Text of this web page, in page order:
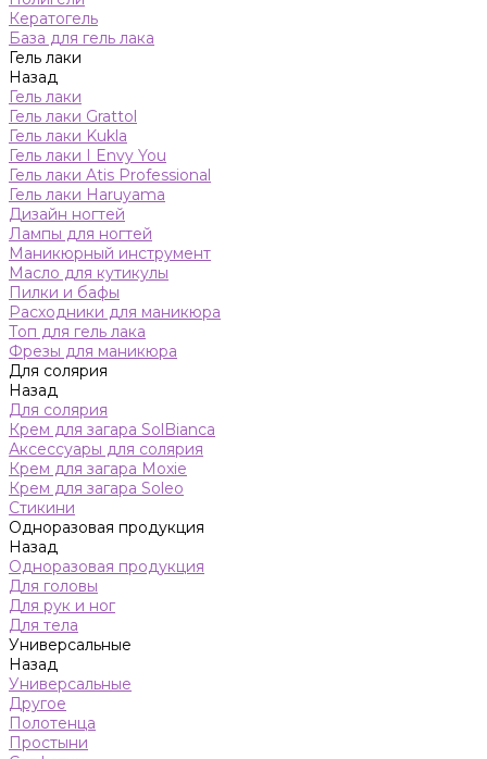
Кератогель
База для гель лака
Гель лаки
Назад
Гель лаки
Гель лаки Grattol
Гель лаки Kukla
Гель лаки I Envy You
Гель лаки Atis Professional
Гель лаки Haruyama
Дизайн ногтей
Лампы для ногтей
Маникюрный инструмент
Масло для кутикулы
Пилки и бафы
Расходники для маникюра
Топ для гель лака
Фрезы для маникюра
Для солярия
Назад
Для солярия
Крем для загара SolBianca
Аксессуары для солярия
Крем для загара Moxie
Крем для загара Soleo
Стикини
Одноразовая продукция
Назад
Одноразовая продукция
Для головы
Для рук и ног
Для тела
Универсальные
Назад
Универсальные
Другое
Полотенца
Простыни